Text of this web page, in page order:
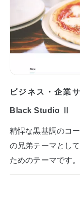
ビジネス・企業
Black Studio Ⅱ
精悍な黒基調のコ
の兄弟テーマとし
ためのテーマです